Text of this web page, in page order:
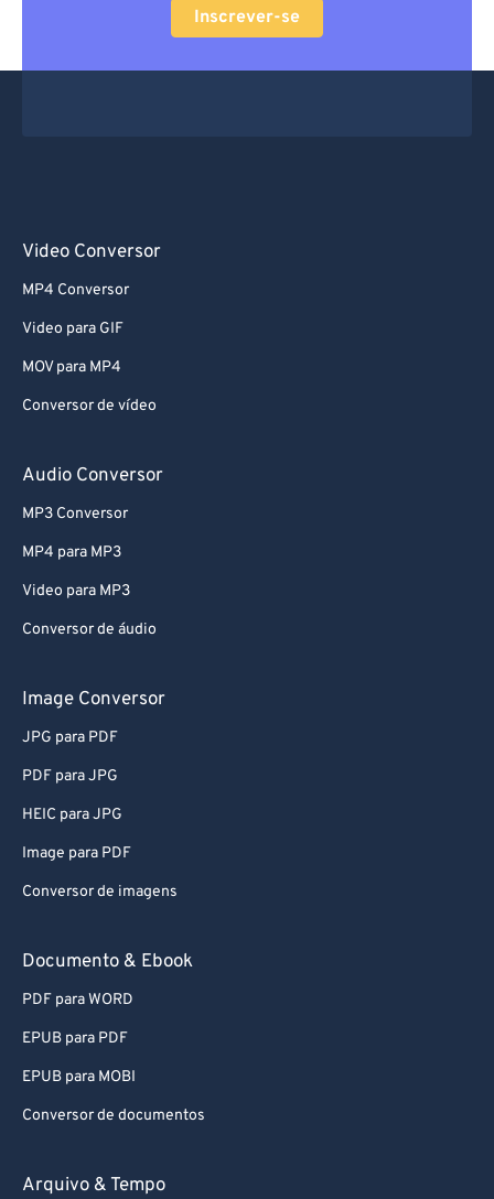
Inscrever-se
Video Conversor
MP4 Conversor
Video para GIF
MOV para MP4
Conversor de vídeo
Audio Conversor
MP3 Conversor
MP4 para MP3
Video para MP3
Conversor de áudio
Image Conversor
JPG para PDF
PDF para JPG
HEIC para JPG
Image para PDF
Conversor de imagens
Documento & Ebook
PDF para WORD
EPUB para PDF
EPUB para MOBI
Conversor de documentos
Arquivo & Tempo